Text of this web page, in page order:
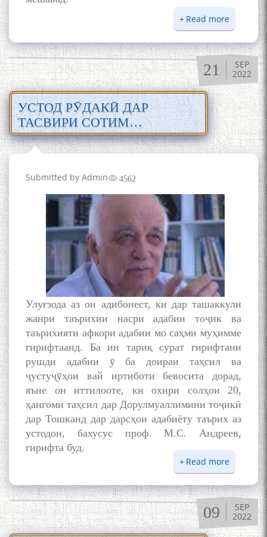
Read more
Бозтоби
осори
Рӯдакӣ
забони
тоҷикӣ
21
SEP
2022
УСТОД РӮДАКӢ ДАР
ТАСВИРИ СОТИМ
УЛУҒЗОДА
Submitted by Admin 4562
Улуғзода аз он адибонест, ки дар ташаккули
жанри таърихии насри адабии тоҷик ва
таърихияти афкори адабии мо саҳми муҳимме
гирифтаанд. Ба ин тариқ сурат гирифтани
рушди адабии ӯ ба доираи таҳсил ва
ҷустуҷӯҳои вай иртиботи бевосита дорад,
яъне он иттилооте, ки охири солҳои 20,
ҳангоми таҳсил дар Дорулмуаллимини тоҷикӣ
дар Тошканд дар дарсҳои адабиёту таърих аз
устодон, бахусус проф. М.С. Андреев,
гирифта буд.
Read more
УСТОД
РӮДАКӢ
ДАР
СОТИМ
09
SEP
2022